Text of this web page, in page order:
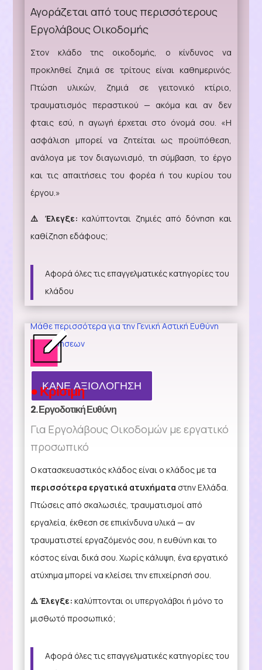
Αγοράζεται από τους περισσότερους
Εργολάβους Οικοδομής
Στον κλάδο της οικοδομής, ο κίνδυνος να
προκληθεί ζημιά σε τρίτους είναι καθημερινός.
Πτώση υλικών, ζημιά σε γειτονικό κτίριο,
τραυματισμός περαστικού — ακόμα και αν δεν
φταις εσύ, η αγωγή έρχεται στο όνομά σου. «Η
ασφάλιση μπορεί να ζητείται ως προϋπόθεση,
ανάλογα με τον διαγωνισμό, τη σύμβαση, το έργο
και τις απαιτήσεις του φορέα ή του κυρίου του
έργου.»
⚠️ Έλεγξε:καλύπτονται ζημιές από δόνηση και
καθίζηση εδάφους;
Αφορά όλες τις επαγγελματικές κατηγορίες του
κλάδου
Μάθε περισσότερα για την Γενική Αστική Ευθύνη
Επιχειρήσεων
ΚΑΝΕ ΑΞΙΟΛΟΓΗΣΗ
● Κρίσιμη
2. Εργοδοτική Ευθύνη
Για Εργολάβους Οικοδομών με εργατικό
προσωπικό
Ο κατασκευαστικός κλάδος είναι ο κλάδος με τα
περισσότερα εργατικά ατυχήματα στην Ελλάδα.
Πτώσεις από σκαλωσιές, τραυματισμοί από
εργαλεία, έκθεση σε επικίνδυνα υλικά — αν
τραυματιστεί εργαζόμενός σου, η ευθύνη και το
κόστος είναι δικά σου. Χωρίς κάλυψη, ένα εργατικό
ατύχημα μπορεί να κλείσει την επιχείρησή σου.
⚠️ Έλεγξε: καλύπτονται οι υπεργολάβοι ή μόνο το
μισθωτό προσωπικό;
Αφορά όλες τις επαγγελματικές κατηγορίες του